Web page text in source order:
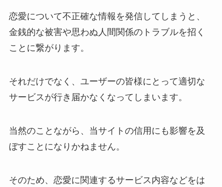
恋愛について不正確な情報を発信してしまうと、
金銭的な被害や思わぬ人間関係のトラブルを招く
ことに繋がります。
それだけでなく、ユーザーの皆様にとって適切な
サービスが行き届かなくなってしまいます。
当然のことながら、当サイトの信用にも影響を及
ぼすことになりかねません。
そのため、恋愛に関連するサービス内容などをは